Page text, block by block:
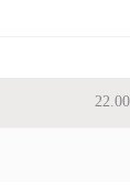
22.00